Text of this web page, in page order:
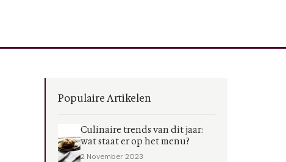
Populaire Artikelen
Culinaire trends van dit jaar:
wat staat er op het menu?
2 November 2023